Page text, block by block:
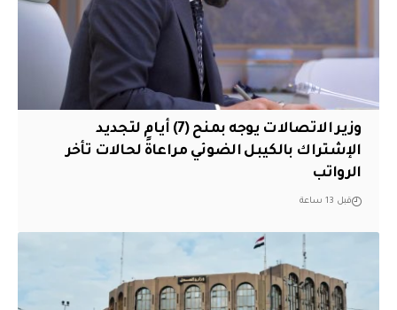
وزير الاتصالات يوجه بمنح (7) أيام لتجديد
الإشتراك بالكيبل الضوئي مراعاةً لحالات تأخر
الرواتب
قبل 13 ساعة